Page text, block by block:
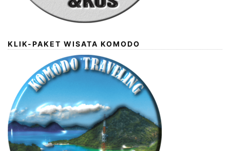
KLIK-PAKET WISATA KOMODO